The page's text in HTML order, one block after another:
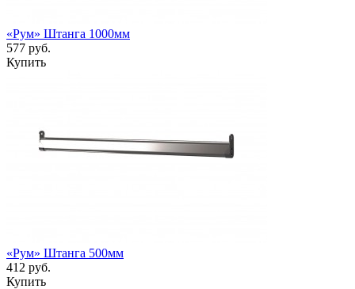
«Рум» Штанга 1000мм
577 руб.
Купить
«Рум» Штанга 500мм
412 руб.
Купить